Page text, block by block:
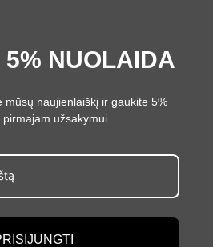
NUOLAIDA
mūsų naujienlaiškį ir gaukite 5%
užsakymui.